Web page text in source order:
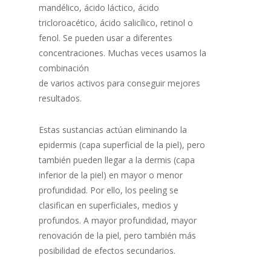
mandélico, ácido láctico, ácido
tricloroacético, ácido salicílico, retinol o
fenol. Se pueden usar a diferentes
concentraciones. Muchas veces usamos la
combinación
de varios activos para conseguir mejores
resultados.
Estas sustancias actúan eliminando la
epidermis (capa superficial de la piel), pero
también pueden llegar a la dermis (capa
inferior de la piel) en mayor o menor
profundidad. Por ello, los peeling se
clasifican en superficiales, medios y
profundos. A mayor profundidad, mayor
renovación de la piel, pero también más
posibilidad de efectos secundarios.